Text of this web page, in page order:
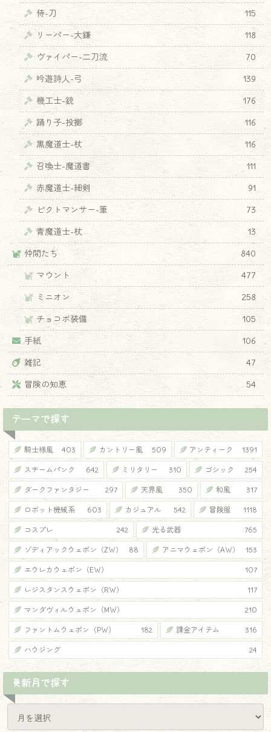
♦
侍-刀
115
リーパー-大鎌
118
ヴァイパー-二刀流
70
吟遊詩人-弓
139
機工士-銃
176
踊り子-投擲
116
黒魔道士-杖
116
召喚士-魔道書
111
赤魔道士-細剣
91
ピクトマンサー-筆
73
青魔道士-杖
13
仲間たち
840
マウント
477
ミニオン
258
チョコボ装備
105
手紙
106
雑記
47
冒険の知恵
54
テーマで探す
騎士様風 403 カントリー風 509 アンティーク 1391
スチームパンク 642 ミリタリー 310 ゴシック 254
ダークファンタジー 297 天界風 350 和風 317
ロボット機械系 603 カジュアル 542 冒険服 1118
コスプレ 242 光る武器 765
ゾディアックウェポン（ZW） 88 アニマウェポン（AW） 153
エウレカウェポン（EW） 107
レジスタンスウェポン（RW） 117
マンダヴィルウェポン（MW） 210
ファントムウェポン（PW） 182 課金アイテム 316
ハウジング 24
更新月で探す